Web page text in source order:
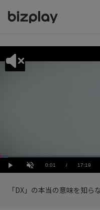
Play UnmuteCurrent
0:01 / Duration
17:19
Loaded:
3.47%
「DX」の本当の意味を知ら